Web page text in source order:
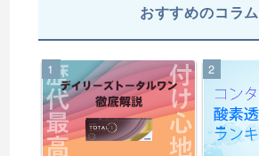
おすすめのコラム
1 2